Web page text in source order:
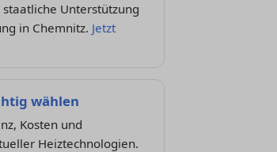
staatliche Unterstützung
in Chemnitz. Jetzt
wählen
Kosten und
Heiztechnologien.